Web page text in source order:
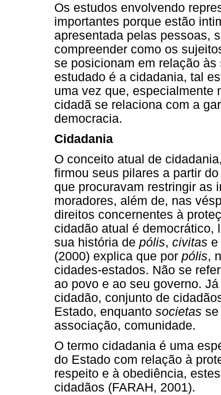
Os estudos envolvendo
importantes porque estão
apresentada pelas pessoas,
compreender como os
se posicionam em relação
estudado é a cidadania, tal
uma vez que, especialmente
cidadã se relaciona com a
democracia.
Cidadania
O conceito atual de
firmou seus pilares a partir
que procuravam restringir as
moradores, além de, nas
direitos concernentes à
cidadão atual é democrático,
sua história de pólis, civitas e
(2000) explica que por pólis,
cidades-estados. Não se
ao povo e ao seu governo.
cidadão, conjunto de
Estado, enquanto societas
associação, comunidade.
O termo cidadania é uma
do Estado com relação à
respeito e à obediência,
cidadãos (FARAH, 2001).